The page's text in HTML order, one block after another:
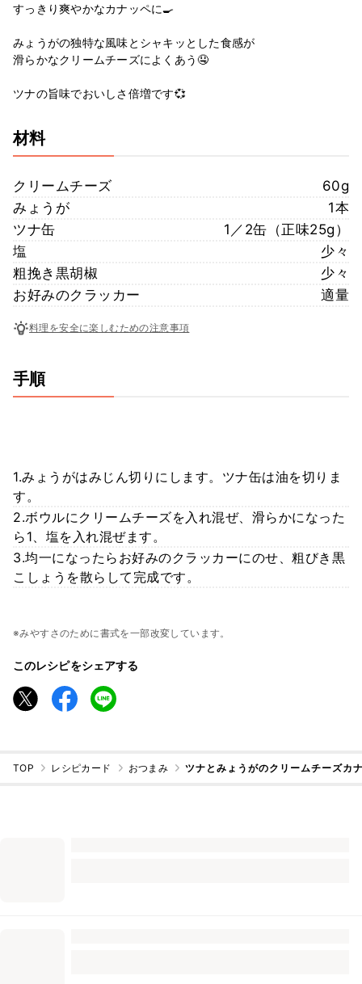
すっきり爽やかなカナッペに🍳
みょうがの独特な風味とシャキッとした食感が
滑らかなクリームチーズによくあう🤤
ツナの旨味でおいしさ倍増です💞
材料
クリームチーズ
60g
みょうが
1本
ツナ缶
1／2缶（正味25g）
塩
少々
粗挽き黒胡椒
少々
お好みのクラッカー
適量
料理を安全に楽しむための注意事項
手順
1.みょうがはみじん切りにします。ツナ缶は油を切りま
す。
2.ボウルにクリームチーズを入れ混ぜ、滑らかになった
ら1、塩を入れ混ぜます。
3.均一になったらお好みのクラッカーにのせ、粗びき黒
こしょうを散らして完成です。
※みやすさのために書式を一部改変しています。
このレシピをシェアする
TOP レシピカード おつまみ ツナとみょうがのクリームチーズカ